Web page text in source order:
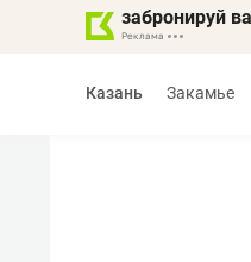
забронируй
Казань Закамье